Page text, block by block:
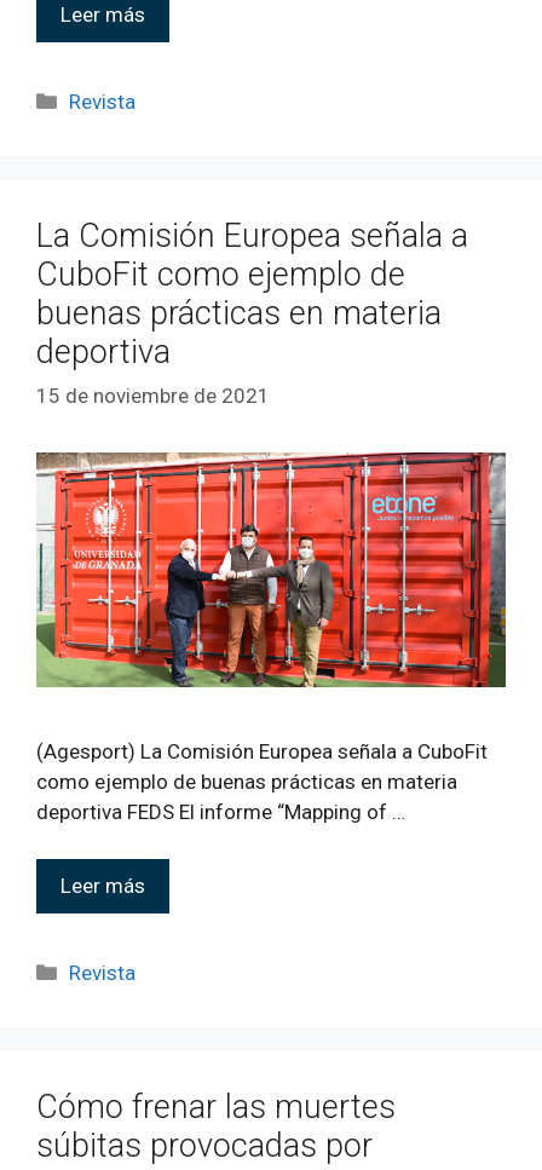
Leer más
Revista
La Comisión Europea señala a
CuboFit como ejemplo de
buenas prácticas en materia
deportiva
15 de noviembre de 2021
(Agesport) La Comisión Europea señala a CuboFit
como ejemplo de buenas prácticas en materia
deportiva FEDS El informe “Mapping of …
Leer más
Revista
Cómo frenar las muertes
súbitas provocadas por